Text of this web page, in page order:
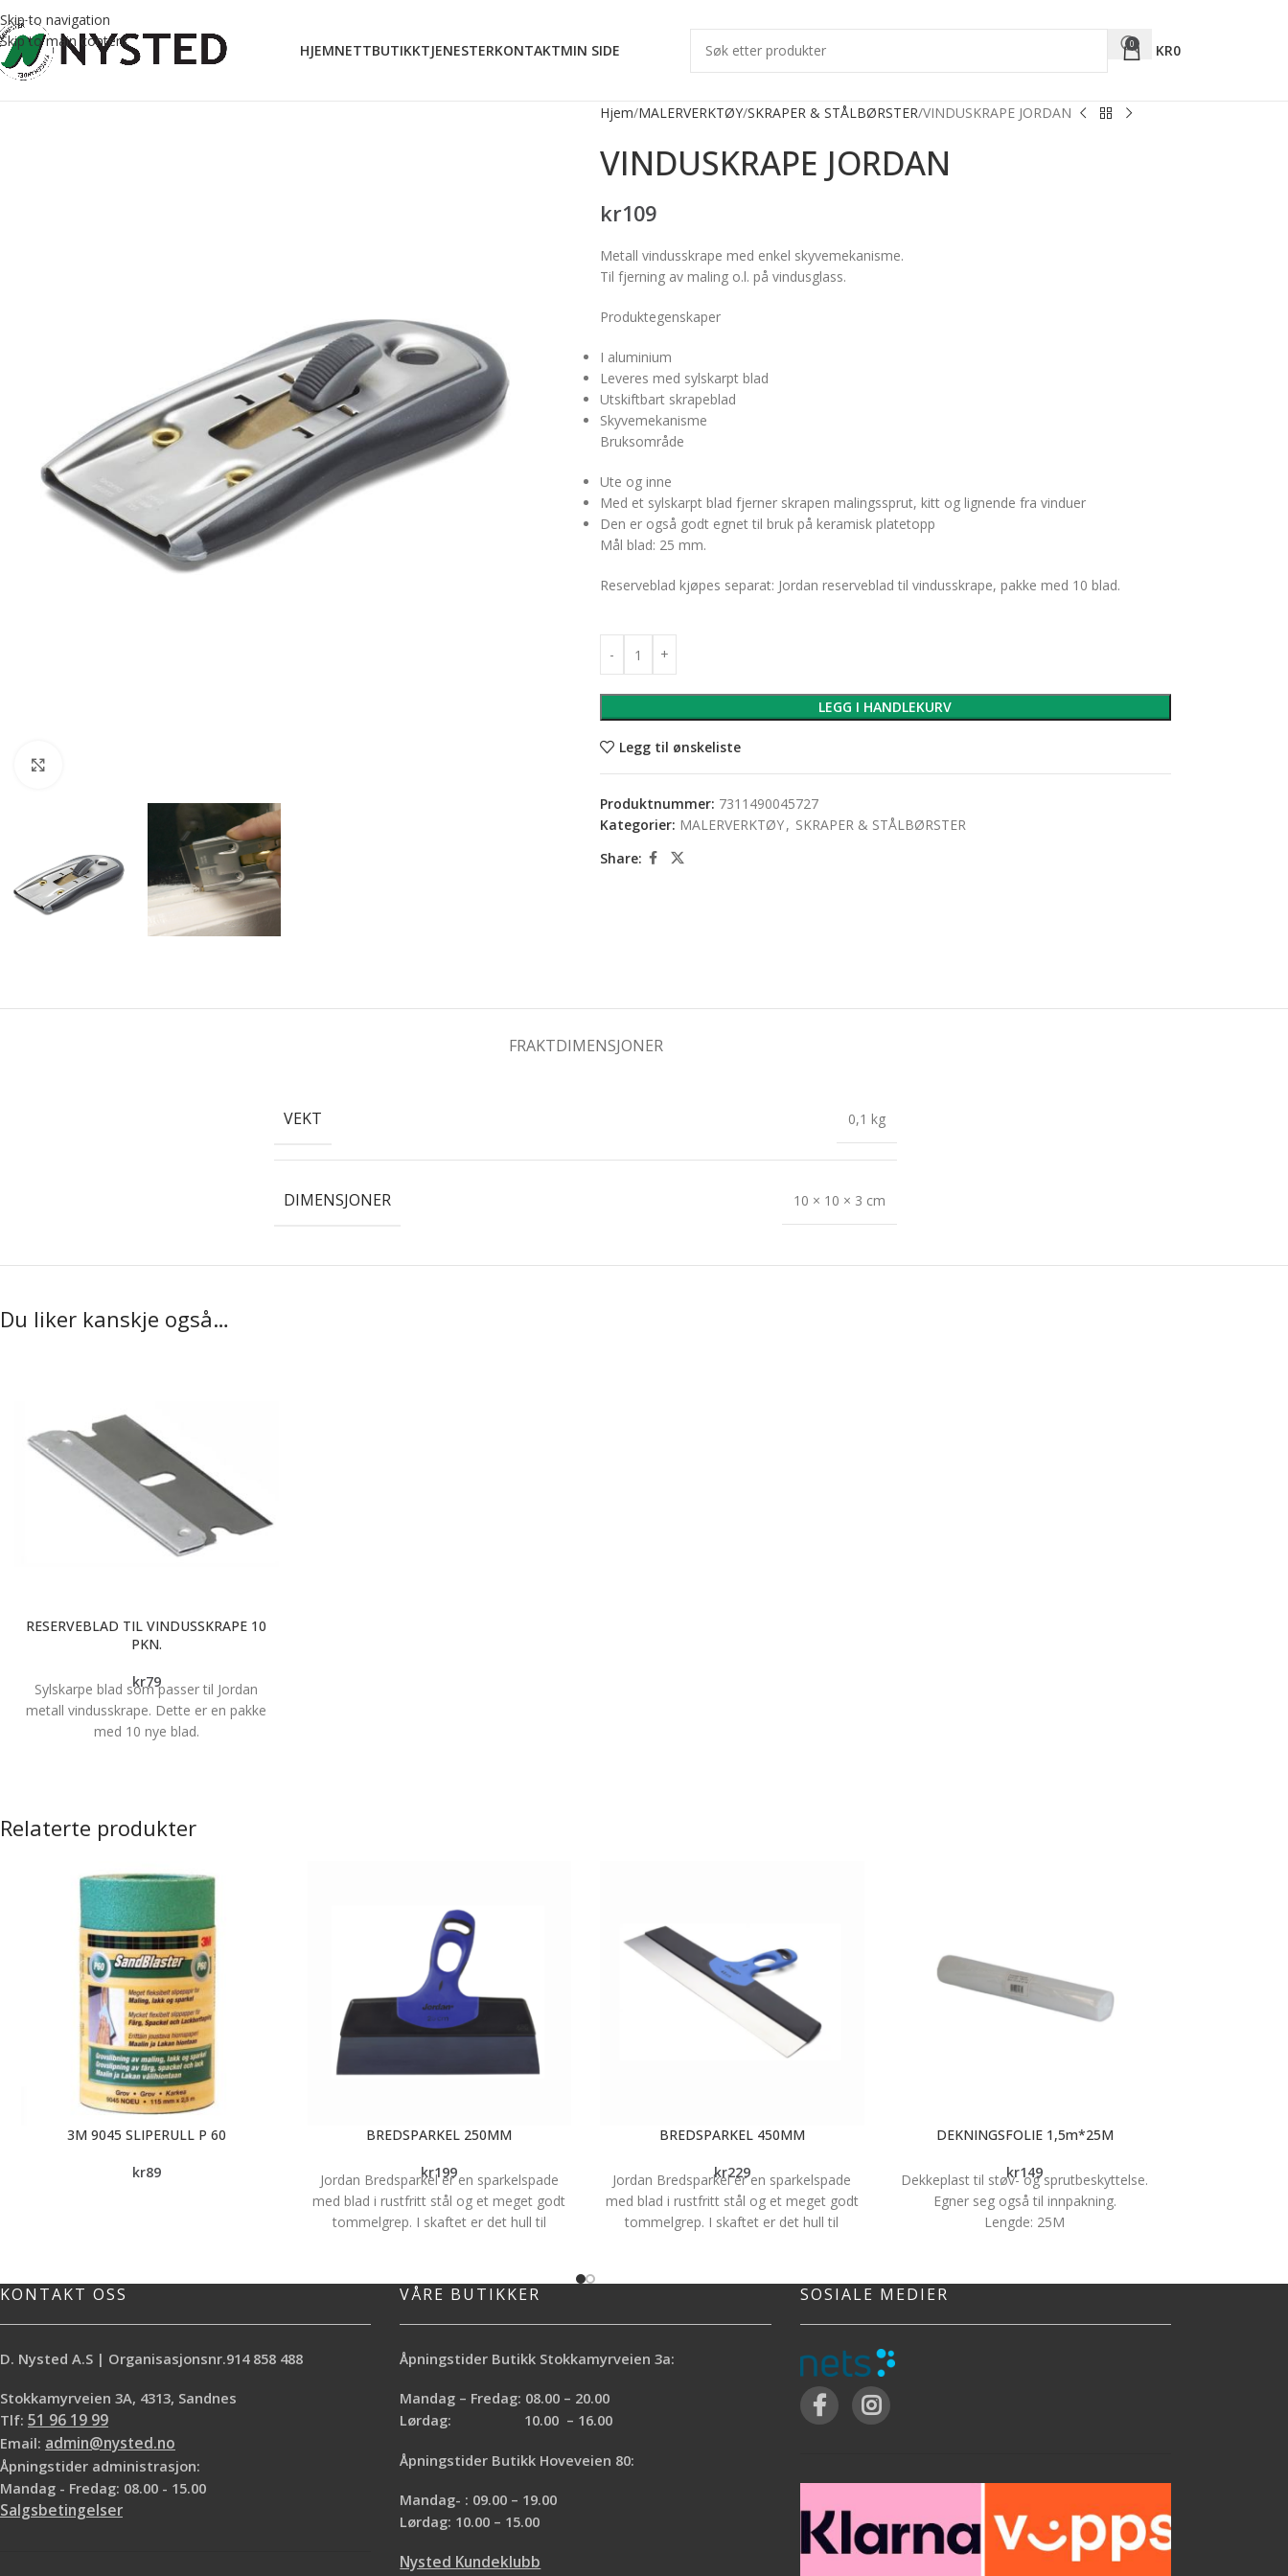
Skip to navigation
Skip to main content
HJEMNETTBUTIKKTJENESTERKONTAKTMIN SIDE 0 KR0
Hjem MALERVERKTØY SKRAPER & STÅLBØRSTER VINDUSKRAPE JORDAN
VINDUSKRAPE JORDAN
kr109
Metall vindusskrape med enkel skyvemekanisme.
Til fjerning av maling o.l. på vindusglass.
Produktegenskaper
I aluminium
Leveres med sylskarpt blad
Utskiftbart skrapeblad
Skyvemekanisme
Bruksområde
Ute og inne
Med et sylskarpt blad fjerner skrapen malingssprut, kitt og lignende fra vinduer
Den er også godt egnet til bruk på keramisk platetopp
Mål blad: 25 mm.
Reserveblad kjøpes separat: Jordan reserveblad til vindusskrape, pakke med 10 blad.
LEGG I HANDLEKURV
Legg til ønskeliste
Produktnummer: 7311490045727
Kategorier: MALERVERKTØY, SKRAPER & STÅLBØRSTER
Share:
FRAKTDIMENSJONER
VEKT 0,1 kg
DIMENSJONER 10 × 10 × 3 cm
Du liker kanskje også…
RESERVEBLAD TIL VINDUSSKRAPE 10
PKN.
kr79
Sylskarpe blad som passer til Jordan
metall vindusskrape. Dette er en pakke
med 10 nye blad.
Relaterte produkter
3M 9045 SLIPERULL P 60
kr89
BREDSPARKEL 250MM
kr199
Jordan Bredsparkel er en sparkelspade
med blad i rustfritt stål og et meget godt
tommelgrep. I skaftet er det hull til
tommelgrepet minker og belastningen i
hånden.
BREDSPARKEL 450MM
kr229
Jordan Bredsparkel er en sparkelspade
med blad i rustfritt stål og et meget godt
tommelgrep. I skaftet er det hull til
tommelgrepet minker og belastningen i
Blad i rustfritt stål
DEKNINGSFOLIE 1,5m*25M
kr149
Dekkeplast til støv- og sprutbeskyttelse.
Egner seg også til innpakning.
Lengde: 25M
KONTAKT OSS
D. Nysted A.S | Organisasjonsnr.914 858 488
Stokkamyrveien 3A, 4313, Sandnes
Tlf: 51 96 19 99
Email: admin@nysted.no
Åpningstider administrasjon:
Mandag - Fredag: 08.00 - 15.00
Salgsbetingelser
VÅRE BUTIKKER
Åpningstider Butikk Stokkamyrveien 3a:
Mandag – Fredag: 08.00 – 20.00
Lørdag: 10.00 – 16.00
Åpningstider Butikk Hoveveien 80:
Mandag- : 09.00 – 19.00
Lørdag: 10.00 – 15.00
Nysted Kundeklubb
SOSIALE MEDIER